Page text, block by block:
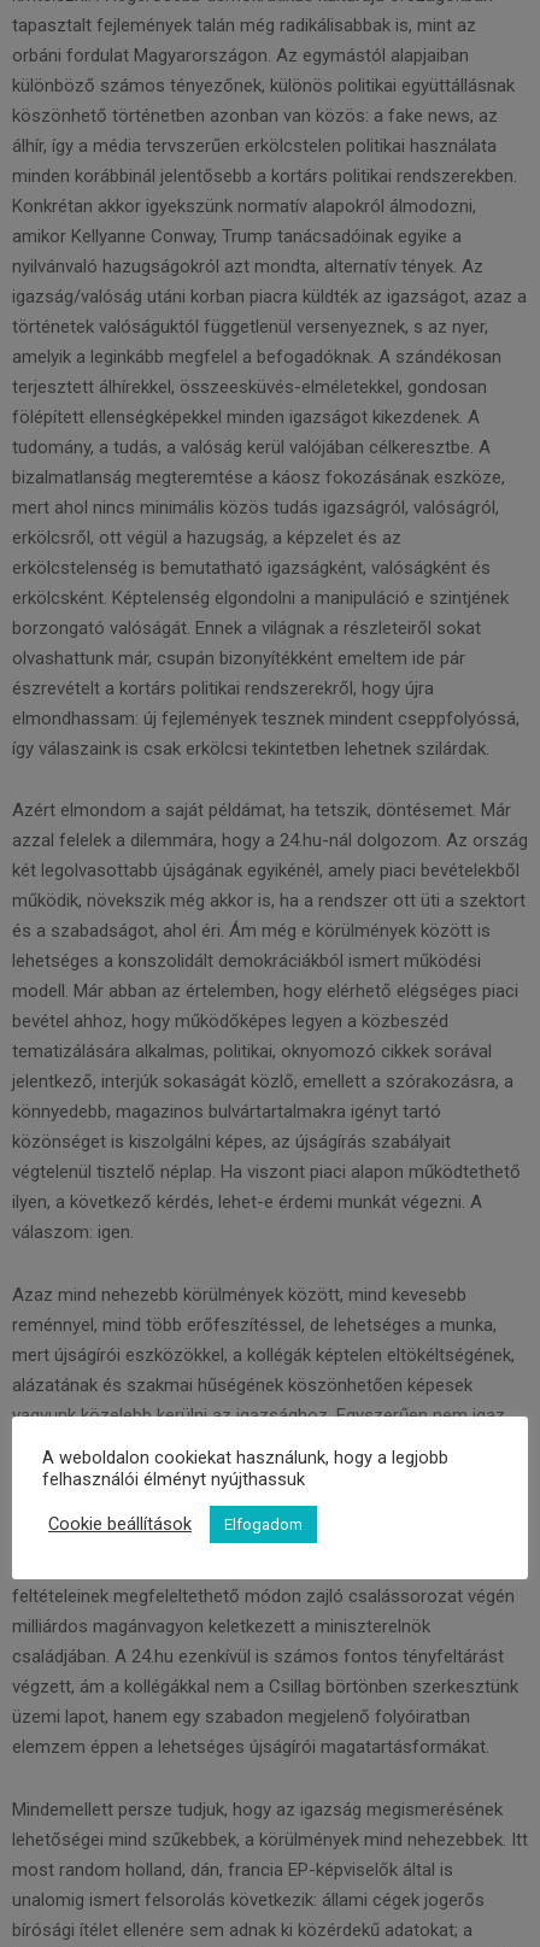
tapasztalt fejlemények talán még radikálisabbak is, mint az
orbáni fordulat Magyarországon. Az egymástól alapjaiban
különböző számos tényezőnek, különös politikai együttállásnak
köszönhető történetben azonban van közös: a fake news, az
álhír, így a média tervszerűen erkölcstelen politikai használata
minden korábbinál jelentősebb a kortárs politikai rendszerekben.
Konkrétan akkor igyekszünk normatív alapokról álmodozni,
amikor Kellyanne Conway, Trump tanácsadóinak egyike a
nyilvánvaló hazugságokról azt mondta, alternatív tények. Az
igazság/valóság utáni korban piacra küldték az igazságot, azaz a
történetek valóságuktól függetlenül versenyeznek, s az nyer,
amelyik a leginkább megfelel a befogadóknak. A szándékosan
terjesztett álhírekkel, összeesküvés-elméletekkel, gondosan
fölépített ellenségképekkel minden igazságot kikezdenek. A
tudomány, a tudás, a valóság kerül valójában célkeresztbe. A
bizalmatlanság megteremtése a káosz fokozásának eszköze,
mert ahol nincs minimális közös tudás igazságról, valóságról,
erkölcsről, ott végül a hazugság, a képzelet és az
erkölcstelenség is bemutatható igazságként, valóságként és
erkölcsként. Képtelenség elgondolni a manipuláció e szintjének
borzongató valóságát. Ennek a világnak a részleteiről sokat
olvashattunk már, csupán bizonyítékként emeltem ide pár
észrevételt a kortárs politikai rendszerekről, hogy újra
elmondhassam: új fejlemények tesznek mindent cseppfolyóssá,
így válaszaink is csak erkölcsi tekintetben lehetnek szilárdak.
Azért elmondom a saját példámat, ha tetszik, döntésemet. Már
azzal felelek a dilemmára, hogy a 24.hu-nál dolgozom. Az ország
két legolvasottabb újságának egyikénél, amely piaci bevételekből
működik, növekszik még akkor is, ha a rendszer ott üti a szektort
és a szabadságot, ahol éri. Ám még e körülmények között is
lehetséges a konszolidált demokráciákból ismert működési
modell. Már abban az értelemben, hogy elérhető elégséges piaci
bevétel ahhoz, hogy működőképes legyen a közbeszéd
tematizálására alkalmas, politikai, oknyomozó cikkek sorával
jelentkező, interjúk sokaságát közlő, emellett a szórakozásra, a
könnyedebb, magazinos bulvártartalmakra igényt tartó
közönséget is kiszolgálni képes, az újságírás szabályait
végtelenül tisztelő néplap. Ha viszont piaci alapon működtethető
ilyen, a következő kérdés, lehet-e érdemi munkát végezni. A
válaszom: igen.
Azaz mind nehezebb körülmények között, mind kevesebb
reménnyel, mind több erőfeszítéssel, de lehetséges a munka,
mert újságírói eszközökkel, a kollégák képtelen eltökéltségének,
alázatának és szakmai hűségének köszönhetően képesek
vagyunk közelebb kerülni az igazsághoz. Egyszerűen nem igaz,
hogy sötét diktatúrákra emlékeztet a magyar helyzet.
Törökországban konkrétan börtönbe viszik a kollégákat,
miközben a 24.hu megszerezte, feldolgozta és publikálta a
választások előtt az OLAF Elios-ügyről szóló jelentését,
feltételeinek megfeleltethető módon zajló csalássorozat végén
milliárdos magánvagyon keletkezett a miniszterelnök
családjában. A 24.hu ezenkívül is számos fontos tényfeltárást
végzett, ám a kollégákkal nem a Csillag börtönben szerkesztünk
üzemi lapot, hanem egy szabadon megjelenő folyóiratban
elemzem éppen a lehetséges újságírói magatartásformákat.
Mindemellett persze tudjuk, hogy az igazság megismerésének
lehetőségei mind szűkebbek, a körülmények mind nehezebbek. Itt
most random holland, dán, francia EP-képviselők által is
unalomig ismert felsorolás következik: állami cégek jogerős
bírósági ítélet ellenére sem adnak ki közérdekű adatokat; a
A weboldalon cookiekat használunk, hogy a legjobb
felhasználói élményt nyújthassuk
Cookie beállítások Elfogadom